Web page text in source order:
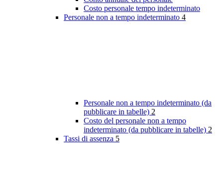
Costo personale tempo indeterminato
Personale non a tempo indeterminato 4
Personale non a tempo indeterminato (da
pubblicare in tabelle) 2
Costo del personale non a tempo
indeterminato (da pubblicare in tabelle) 2
Tassi di assenza 5